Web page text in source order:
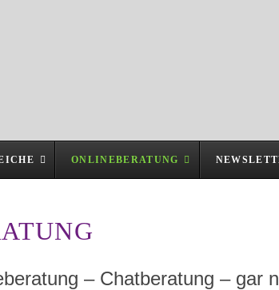
ONLINEBERATUNG
– Chatberatung – gar